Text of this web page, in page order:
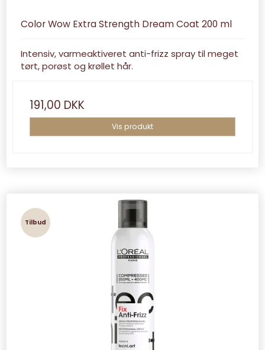
Color Wow Extra Strength Dream Coat 200 ml
Intensiv, varmeaktiveret anti-frizz spray til meget
tørt, porøst og krøllet hår.
191,00 DKK
Vis produkt
Tilbud